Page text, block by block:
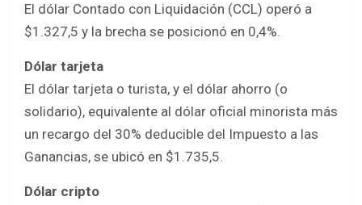
El dólar Contado con Liquidación (CCL) operó a
$1.327,5 y la brecha se posicionó en 0,4%.
Dólar tarjeta
El dólar tarjeta o turista, y el dólar ahorro (o
solidario), equivalente al dólar oficial minorista más
un recargo del 30% deducible del Impuesto a las
Ganancias, se ubicó en $1.735,5.
Dólar cripto